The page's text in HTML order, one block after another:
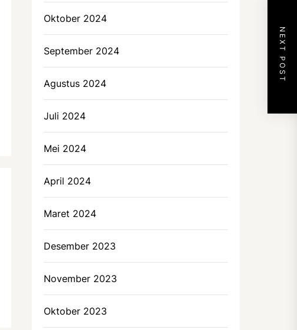
NEXT POST
Oktober 2024
September 2024
Agustus 2024
Juli 2024
Mei 2024
April 2024
Maret 2024
Desember 2023
November 2023
Oktober 2023